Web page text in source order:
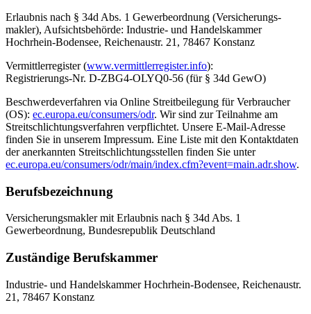
Erlaubnis nach § 34d Abs. 1 Gewerbeordnung (Ver­sicherungs­
makler), Aufsichtsbehörde: Industrie- und Handelskammer
Hochrhein-Bodensee, Reichenaustr. 21, 78467 Konstanz
Vermittlerregister (www.vermittlerregister.info):
Registrierungs-Nr. D-ZBG4-OLYQ0-56 (für § 34d GewO)
Beschwerdeverfahren via Online Streitbeilegung für Verbraucher
(OS): ec.europa.eu/consumers/odr. Wir sind zur Teilnahme am
Streitschlichtungsverfahren verpflichtet. Unsere E-Mail-Adresse
finden Sie in unserem Impressum. Eine Liste mit den Kontaktdaten
der anerkannten Streitschlichtungsstellen finden Sie unter
ec.europa.eu/consumers/odr/main/index.cfm?event=main.adr.show.
Berufs­bezeichnung
Ver­sicherungs­makler mit Erlaubnis nach § 34d Abs. 1
Gewerbeordnung, Bundesrepublik Deutschland
Zuständige Berufskammer
Industrie- und Handelskammer Hochrhein-Bodensee, Reichenaustr.
21, 78467 Konstanz